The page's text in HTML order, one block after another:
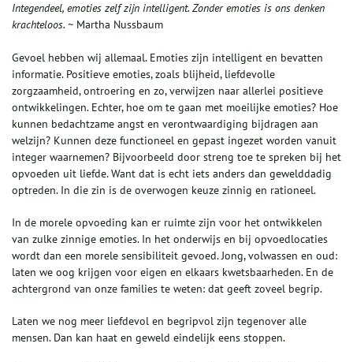
Integendeel, emoties zelf zijn intelligent. Zonder emoties is ons denken
krachteloos. ~ Martha Nussbaum
Gevoel hebben wij allemaal. Emoties zijn intelligent en bevatten
informatie. Positieve emoties, zoals blijheid, liefdevolle
zorgzaamheid, ontroering en zo, verwijzen naar allerlei positieve
ontwikkelingen. Echter, hoe om te gaan met moeilijke emoties? Hoe
kunnen bedachtzame angst en verontwaardiging bijdragen aan
welzijn? Kunnen deze functioneel en gepast ingezet worden vanuit
integer waarnemen? Bijvoorbeeld door streng toe te spreken bij het
opvoeden uit liefde. Want dat is echt iets anders dan gewelddadig
optreden. In die zin is de overwogen keuze zinnig en rationeel.
In de morele opvoeding kan er ruimte zijn voor het ontwikkelen
van zulke zinnige emoties. In het onderwijs en bij opvoedlocaties
wordt dan een morele sensibiliteit gevoed. Jong, volwassen en oud:
laten we oog krijgen voor eigen en elkaars kwetsbaarheden. En de
achtergrond van onze families te weten: dat geeft zoveel begrip.
Laten we nog meer liefdevol en begripvol zijn tegenover alle
mensen. Dan kan haat en geweld eindelijk eens stoppen.